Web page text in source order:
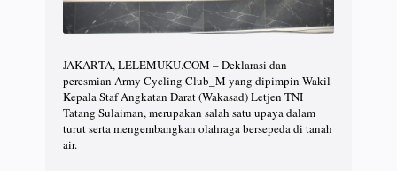
JAKARTA, LELEMUKU.COM – Deklarasi dan
peresmian Army Cycling Club_M yang dipimpin Wakil
Kepala Staf Angkatan Darat (Wakasad) Letjen TNI
Tatang Sulaiman, merupakan salah satu upaya dalam
turut serta mengembangkan olahraga bersepeda di tanah
air.